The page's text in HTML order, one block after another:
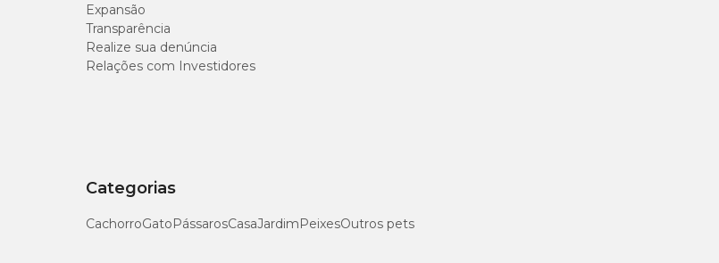
Expansão
Transparência
Realize sua denúncia
Relações com Investidores
Categorias
CachorroGatoPássarosCasaJardimPeixesOutros pets